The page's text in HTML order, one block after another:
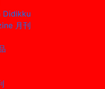
Didikku
月刊